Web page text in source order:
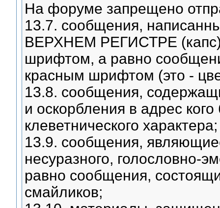
На форуме запрещено
13.7. сообщения,
ВЕРХНЕМ РЕГИСТРЕ
шрифтом, а равно
красным шрифтом (это -
13.8. сообщения,
и оскорбления в адрес
клеветнического характера;
13.9. сообщения,
несуразного, голословно-
равно сообщения,
смайликов;